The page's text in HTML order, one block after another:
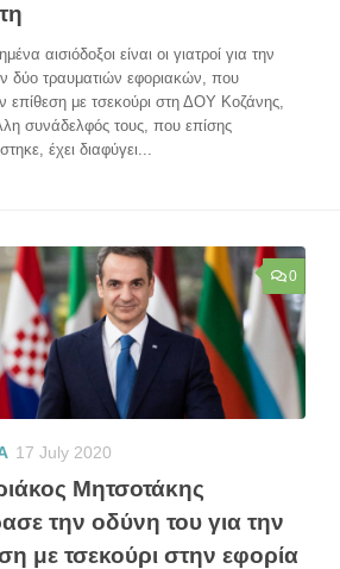
αισιόδοξοι είναι οι γιατροί για την
δύο τραυματιών εφοριακών, που
επίθεση με τσεκούρι στη ΔΟΥ Κοζάνης,
συνάδελφός τους, που επίσης
έχει διαφύγει...
0
17 July 2020
Μητσοτάκης
την οδύνη του για την
με τσεκούρι στην εφορία